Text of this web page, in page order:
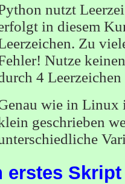
nutzt
in diesem
Zu
Nutze
4
wie in Linux
geschrieben
erstes Skript